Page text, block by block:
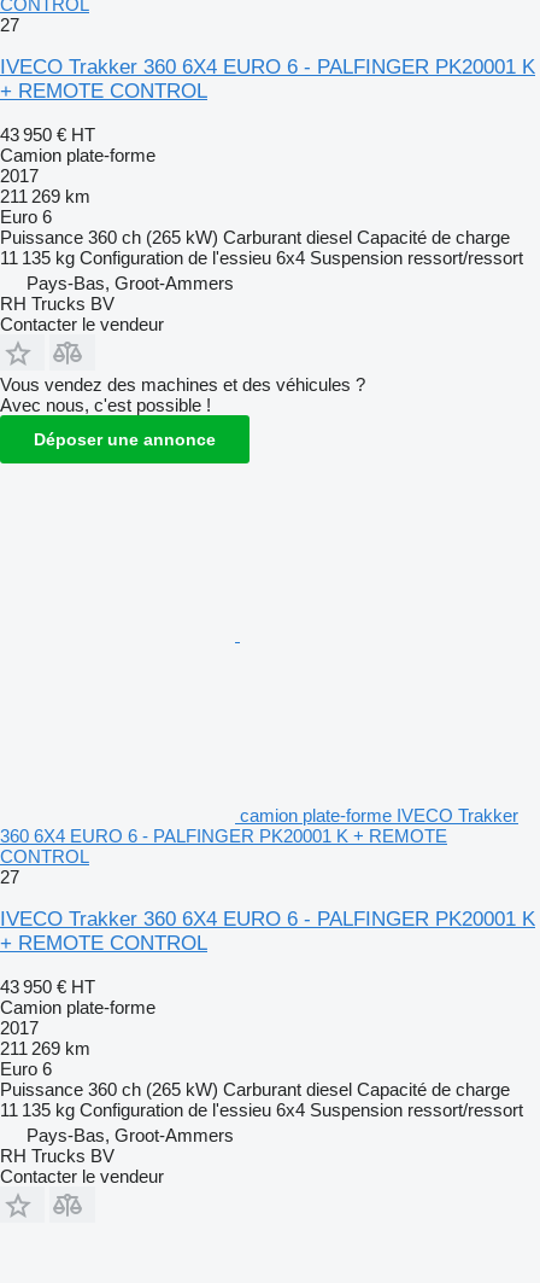
CONTROL
27
IVECO Trakker 360 6X4 EURO 6 - PALFINGER PK20001 K
+ REMOTE CONTROL
43 950 € HT
Camion plate-forme
2017
211 269 km
Euro 6
Puissance 360 ch (265 kW) Carburant diesel Capacité de charge
11 135 kg Configuration de l'essieu 6x4 Suspension ressort/ressort
Pays-Bas, Groot-Ammers
RH Trucks BV
Contacter le vendeur
Vous vendez des machines et des véhicules ?
Avec nous, c'est possible !
Déposer une annonce
camion plate-forme IVECO Trakker
360 6X4 EURO 6 - PALFINGER PK20001 K + REMOTE
CONTROL
27
IVECO Trakker 360 6X4 EURO 6 - PALFINGER PK20001 K
+ REMOTE CONTROL
43 950 € HT
Camion plate-forme
2017
211 269 km
Euro 6
Puissance 360 ch (265 kW) Carburant diesel Capacité de charge
11 135 kg Configuration de l'essieu 6x4 Suspension ressort/ressort
Pays-Bas, Groot-Ammers
RH Trucks BV
Contacter le vendeur